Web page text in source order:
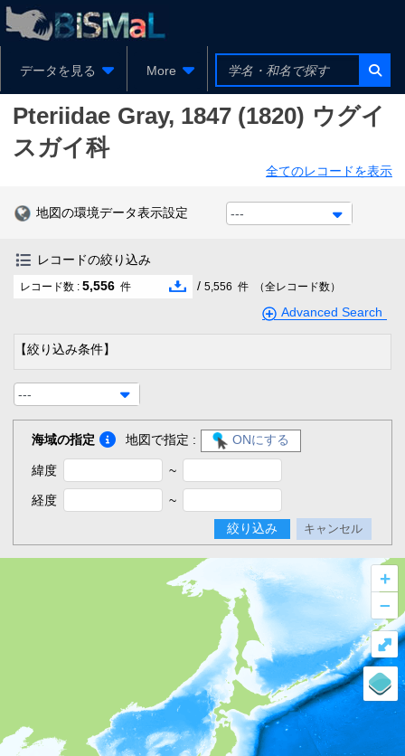
データを見る More
Pteriidae Gray, 1847 (1820) ウグイ
スガイ科
全てのレコードを表示
地図の環境データ表示設定 ---
レコードの絞り込み
レコード数 : 5,556 件 / 5,556 件 （全レコード数）
Advanced Search
【絞り込み条件】
---
海域の指定 地図で指定 : ONにする
緯度 ~
経度
~
絞り込み
キャンセル
+
–
⤢